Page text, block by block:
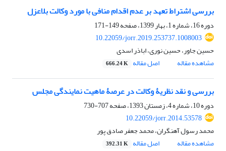
بررسی اشتراط تعهد بر عدم اقدام منافی با مورد وکالت بلاعزل
دوره 16، شماره 1، بهار 1399، صفحه
149-171
10.22059/jorr.2019.253737.1008003
حسین جاور، حسین نوری، اباذر اسدی
مشاهده مقاله
اصل مقاله 666.24 K
بررسی و نقد نظریۀ وکالت در عرصۀ ماهیت نمایندگی مجلس
دوره 10، شماره 4، زمستان 1393، صفحه
707-730
10.22059/jorr.2014.53578
محمد رسول آهنگران، محمد جعفر صادق پور
مشاهده مقاله
اصل مقاله 392.31 K